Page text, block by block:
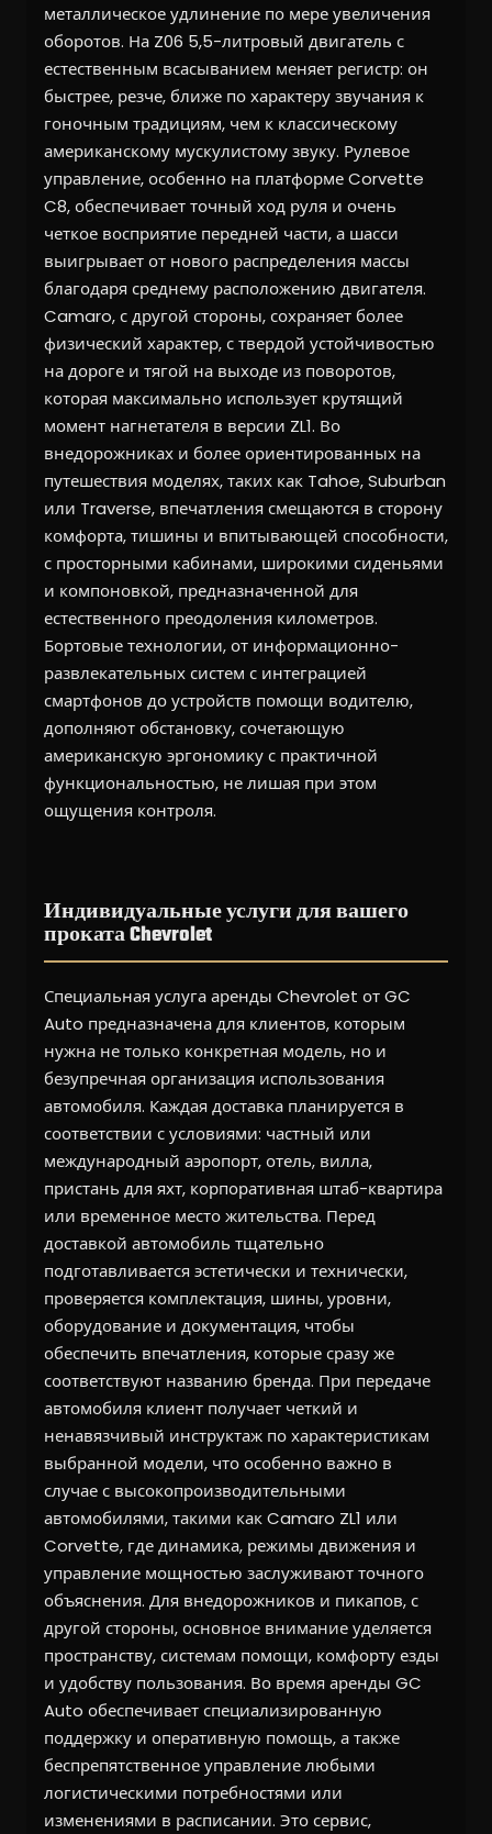
металлическое удлинение по мере увеличения
оборотов. На Z06 5,5-литровый двигатель с
естественным всасыванием меняет регистр: он
быстрее, резче, ближе по характеру звучания к
гоночным традициям, чем к классическому
американскому мускулистому звуку. Рулевое
управление, особенно на платформе Corvette
C8, обеспечивает точный ход руля и очень
четкое восприятие передней части, а шасси
выигрывает от нового распределения массы
благодаря среднему расположению двигателя.
Camaro, с другой стороны, сохраняет более
физический характер, с твердой устойчивостью
на дороге и тягой на выходе из поворотов,
которая максимально использует крутящий
момент нагнетателя в версии ZL1. Во
внедорожниках и более ориентированных на
путешествия моделях, таких как Tahoe, Suburban
или Traverse, впечатления смещаются в сторону
комфорта, тишины и впитывающей способности,
с просторными кабинами, широкими сиденьями
и компоновкой, предназначенной для
естественного преодоления километров.
Бортовые технологии, от информационно-
развлекательных систем с интеграцией
смартфонов до устройств помощи водителю,
дополняют обстановку, сочетающую
американскую эргономику с практичной
функциональностью, не лишая при этом
ощущения контроля.
Индивидуальные услуги для вашего
проката Chevrolet
Специальная услуга аренды Chevrolet от GC
Auto предназначена для клиентов, которым
нужна не только конкретная модель, но и
безупречная организация использования
автомобиля. Каждая доставка планируется в
соответствии с условиями: частный или
международный аэропорт, отель, вилла,
пристань для яхт, корпоративная штаб-квартира
или временное место жительства. Перед
доставкой автомобиль тщательно
подготавливается эстетически и технически,
проверяется комплектация, шины, уровни,
оборудование и документация, чтобы
обеспечить впечатления, которые сразу же
соответствуют названию бренда. При передаче
автомобиля клиент получает четкий и
ненавязчивый инструктаж по характеристикам
выбранной модели, что особенно важно в
случае с высокопроизводительными
автомобилями, такими как Camaro ZL1 или
Corvette, где динамика, режимы движения и
управление мощностью заслуживают точного
объяснения. Для внедорожников и пикапов, с
другой стороны, основное внимание уделяется
пространству, системам помощи, комфорту езды
и удобству пользования. Во время аренды GC
Auto обеспечивает специализированную
поддержку и оперативную помощь, а также
беспрепятственное управление любыми
логистическими потребностями или
изменениями в расписании. Это сервис,